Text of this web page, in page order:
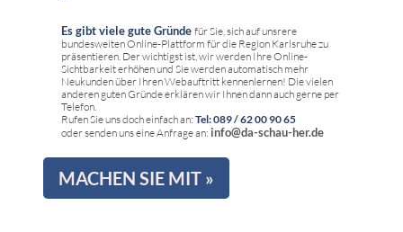
Es gibt viele gute Gründe für Sie, sich auf unsrere
bundesweiten Online-Plattform für die Region Karlsruhe zu
präsentieren. Der wichtigst ist, wir werden Ihre Online-
Sichtbarkeit erhöhen und Sie werden automatisch mehr
Neukunden über Ihren Webauftritt kennenlernen! Die vielen
anderen guten Gründe erklären wir Ihnen dann auch gerne per
Telefon.
Rufen Sie uns doch einfach an: Tel: 089 / 62 00 90 65
oder senden uns eine Anfrage an: info@da-schau-her.de
MACHEN SIE MIT »